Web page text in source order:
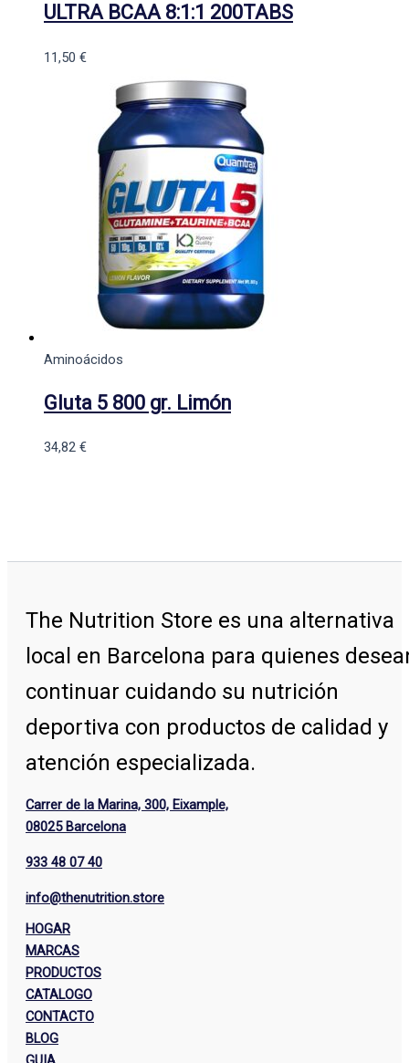
ULTRA BCAA 8:1:1 200TABS
11,50 €
Aminoácidos
Gluta 5 800 gr. Limón
34,82 €
The Nutrition Store es una alternativa
local en Barcelona para quienes
continuar cuidando su nutrición
deportiva con productos de calidad y
atención especializada.
Carrer de la Marina, 300, Eixample,
08025 Barcelona
933 48 07 40
info@thenutrition.store
HOGAR
MARCAS
PRODUCTOS
CATALOGO
CONTACTO
BLOG